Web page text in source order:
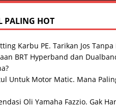
PALING HOT
Karbu PE. Tarikan Jos Tanpa
BRT Hyperband dan
Untuk Motor Matic. Mana
Oli Yamaha Fazzio. Gak